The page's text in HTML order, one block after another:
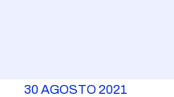
30 AGOSTO 2021